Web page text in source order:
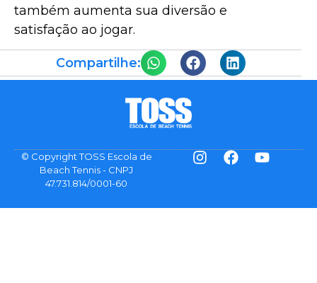
também aumenta sua diversão e
satisfação ao jogar.
Compartilhe:
© Copyright TOSS Escola de
Beach Tennis - CNPJ
47.731.814/0001-60